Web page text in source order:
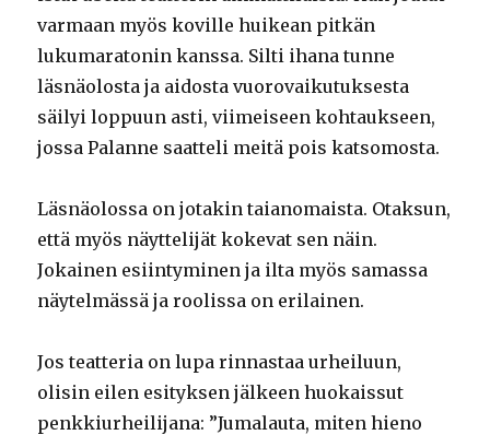
varmaan myös koville huikean pitkän
lukumaratonin kanssa. Silti ihana tunne
läsnäolosta ja aidosta vuorovaikutuksesta
säilyi loppuun asti, viimeiseen kohtaukseen,
jossa Palanne saatteli meitä pois katsomosta.
Läsnäolossa on jotakin taianomaista. Otaksun,
että myös näyttelijät kokevat sen näin.
Jokainen esiintyminen ja ilta myös samassa
näytelmässä ja roolissa on erilainen.
Jos teatteria on lupa rinnastaa urheiluun,
olisin eilen esityksen jälkeen huokaissut
penkkiurheilijana: ”Jumalauta, miten hieno